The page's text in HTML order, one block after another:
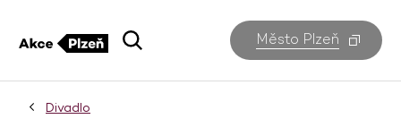
Město Plzeň
Divadlo